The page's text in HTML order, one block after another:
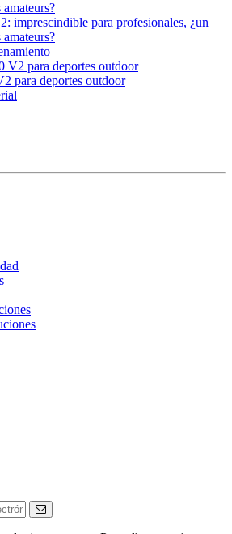
imprescindible para profesionales, ¿un
para deportes outdoor